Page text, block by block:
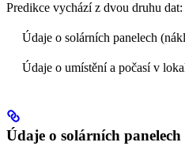
Predikce vychází z dvou druhu dat:
Údaje o solárních panelech
Údaje o umístění a počasí v
Údaje o solárních panelech